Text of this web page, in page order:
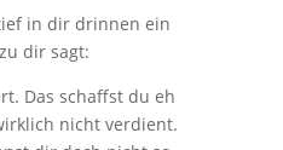
in dir drinnen ein
dir sagt:
Das schaffst du eh
nicht verdient.